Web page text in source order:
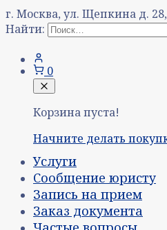
г. Москва, ул. Щепкина д.
Найти:
0
Корзина пуста!
Начните делать
Услуги
Сообщение юристу
Запись на прием
Заказ документа